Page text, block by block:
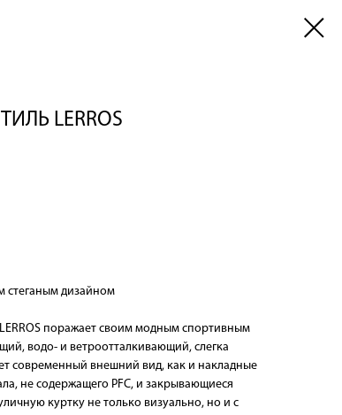
LERROS
стеганым дизайном
поражает своим модным спортивным
водо- и ветроотталкивающий, слегка
современный внешний вид, как и накладные
не содержащего PFC, и закрывающиеся
куртку не только визуально, но и с